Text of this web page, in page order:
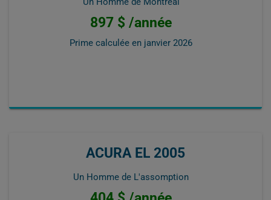
897 $ /année
Prime calculée en janvier 2026
ACURA EL 2005
Un Homme de L'assomption